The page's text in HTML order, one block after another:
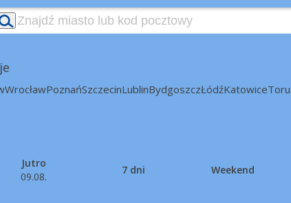
WrocławPoznańSzczecinLublinBydgoszczŁódźKatowice
Jutro
09.08.
7 dni Weekend